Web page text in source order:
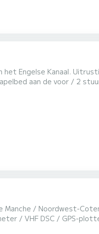
ligplaats: ligplaats: 10 tot 12
aan de voor / 2
/ dak / stuurautomaat
Cotentin. Uitrusting:
/ VHF DSC / GPS-